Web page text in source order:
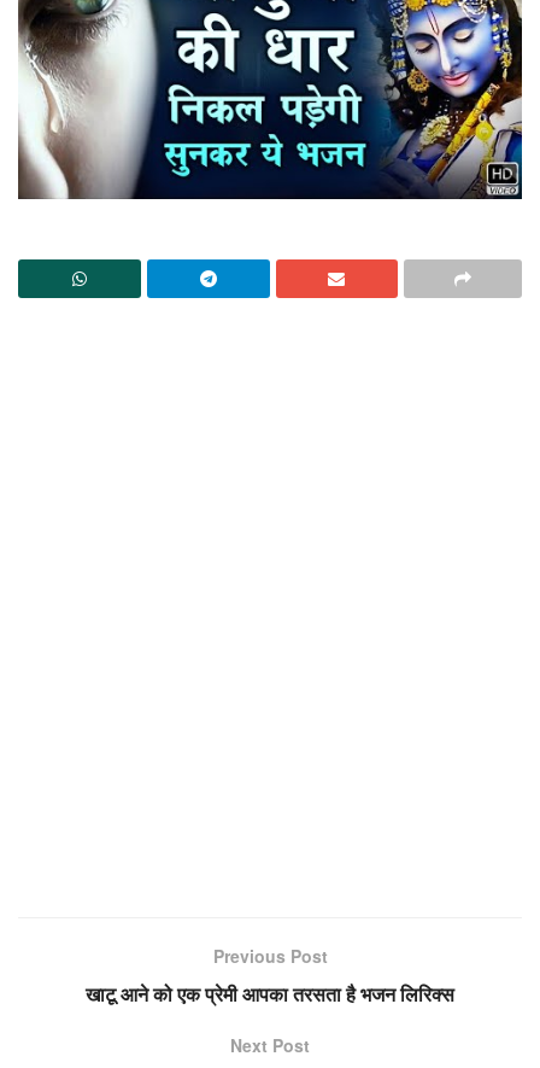
Previous Post
खाटू आने को एक प्रेमी आपका तरसता है भजन लिरिक्स
Next Post